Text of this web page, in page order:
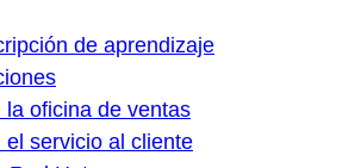
de aprendizaje
oficina de ventas
servicio al cliente